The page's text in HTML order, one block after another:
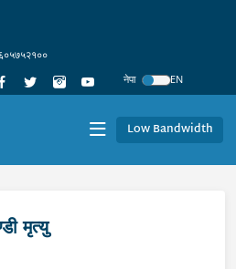
नेपा
EN
Low Bandwidth
मृत्यु